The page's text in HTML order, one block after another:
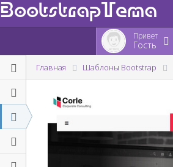
BootstrapTema
Привет
Гость
Главная Шаблоны Bootstrap